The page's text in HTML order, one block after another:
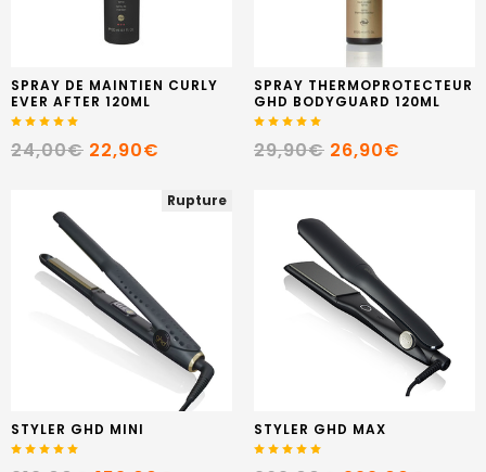
SPRAY DE MAINTIEN CURLY
EVER AFTER 120ML
24,00€ 22,90€
SPRAY THERMOPROTECTEUR
GHD BODYGUARD 120ML
29,90€ 26,90€
Rupture
STYLER GHD MINI STYLER GHD MAX